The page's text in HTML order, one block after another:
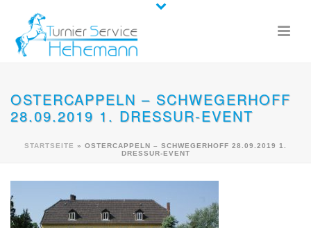
OSTERCAPPELN – SCHWEGERHOFF
28.09.2019 1. DRESSUR-EVENT
STARTSEITE » OSTERCAPPELN – SCHWEGERHOFF 28.09.2019 1.
DRESSUR-EVENT